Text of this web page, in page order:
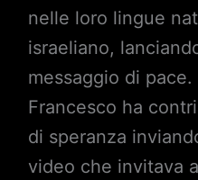
nelle loro lingue
israeliano,
messaggio di
Francesco ha
di speranza
video che invitava